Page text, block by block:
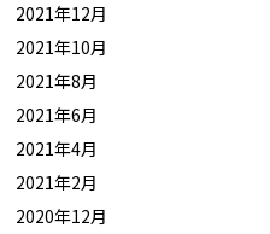
2021年12月
2021年10月
2021年8月
2021年6月
2021年4月
2021年2月
2020年12月